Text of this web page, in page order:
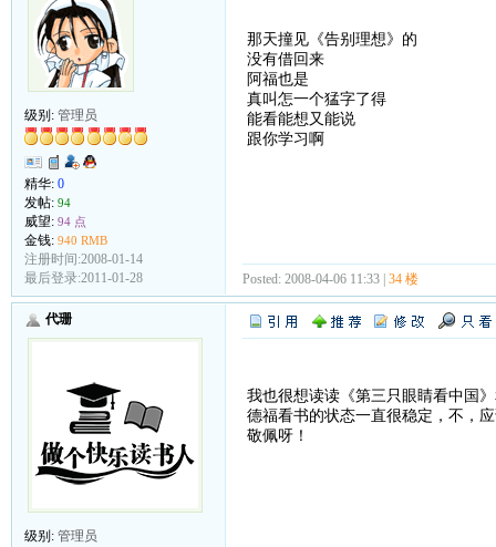
级别: 管理员
精华: 0
发帖: 94
威望: 94 点
金钱: 940 RMB
注册时间:2008-01-14
最后登录:2011-01-28
那天撞见《告别理想》的
没有借回来
阿福也是
真叫怎一个猛字了得
能看能想又能说
跟你学习啊
Posted: 2008-04-06 11:33 | 34 楼
代珊
级别: 管理员
我也很想读读《第三只眼睛看中国
德福看书的状态一直很稳定，不，
敬佩呀！